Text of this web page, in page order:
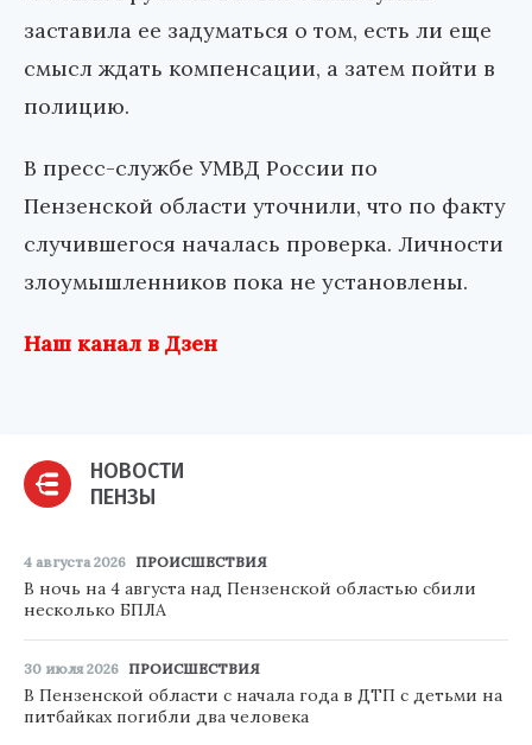
заставила ее задуматься о том, есть ли еще
смысл ждать компенсации, а затем пойти в
полицию.
В пресс-службе УМВД России по
Пензенской области уточнили, что по факту
случившегося началась проверка. Личности
злоумышленников пока не установлены.
Наш канал в Дзен
НОВОСТИ
ПЕНЗЫ
4 августа 2026 ПРОИСШЕСТВИЯ
В ночь на 4 августа над Пензенской областью сбили
несколько БПЛА
30 июля 2026 ПРОИСШЕСТВИЯ
В Пензенской области с начала года в ДТП с детьми на
питбайках погибли два человека